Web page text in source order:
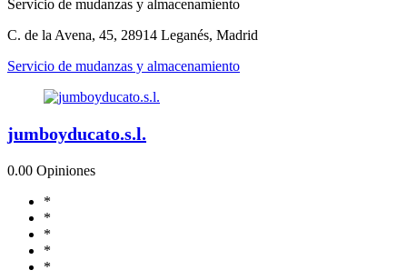
Servicio de mudanzas y almacenamiento
C. de la Avena, 45, 28914 Leganés, Madrid
Servicio de mudanzas y almacenamiento
jumboyducato.s.l.
0.00 Opiniones
*
*
*
*
*